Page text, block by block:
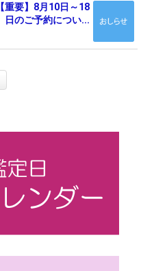
【重要】8月10日～18
日のご予約につい...